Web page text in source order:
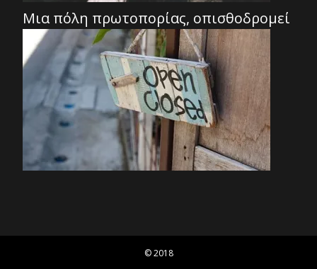
Μια πόλη πρωτοπορίας, οπισθοδρομεί
© 2018